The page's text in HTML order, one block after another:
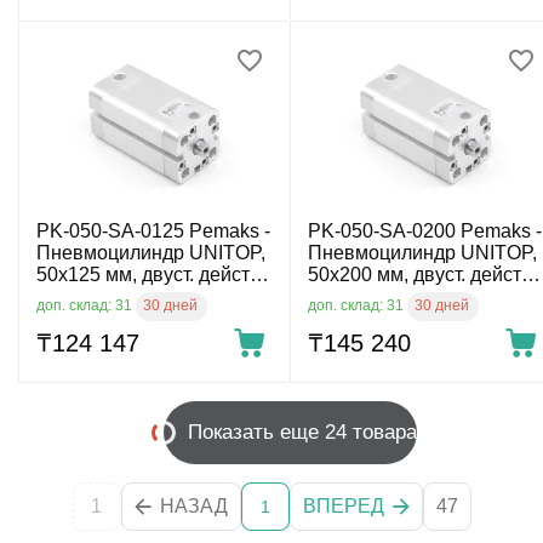
PK-050-SA-0125 Pemaks -
Пневмоцилиндр UNITOP,
50x125 мм, двуст. действ.,
внутр. резьба
доп. склад: 31 30 дней
₸124 147
PK-050-SA-0200 Pemaks -
Пневмоцилиндр UNITOP,
50x200 мм, двуст. действ.,
внутр. резьба
доп. склад: 31 30 дней
₸145 240
Показать еще 24 товара
1 НАЗАД 1 ВПЕРЕД 47